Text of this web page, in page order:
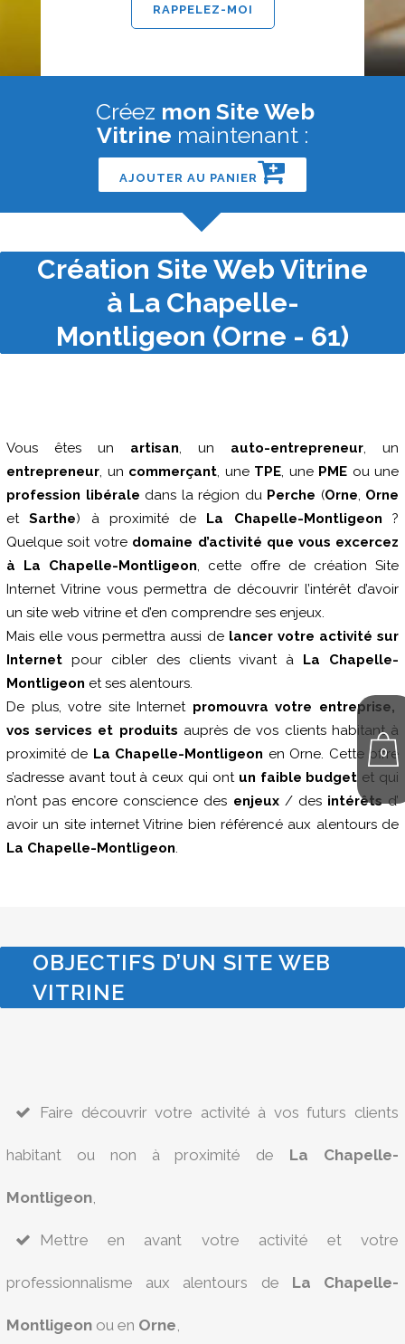
0
Créez mon Site Web
Vitrine maintenant :
AJOUTER AU PANIER
Création Site Web Vitrine
à La Chapelle-
Montligeon (Orne - 61)
Vous êtes un artisan, un auto-entrepreneur, un
entrepreneur, un commerçant, une TPE, une PME ou une
profession libérale dans la région du Perche (Orne, Orne
etSarthe) à proximité de La Chapelle-Montligeon ?
Quelque soit votre domaine d’activité que vous excercez
à La Chapelle-Montligeon, cette offre de création Site
Internet Vitrine vous permettra de découvrir l’intérêt d’avoir
un site web vitrine et d’en comprendre ses enjeux.
Mais elle vous permettra aussi de lancer votre activité sur
Internet pour cibler des clients vivant à La Chapelle-
Montligeon et ses alentours.
De plus, votre site Internet promouvra votre entreprise,
vos services et produits auprès de vos clients habitant à
proximité de La Chapelle-Montligeon en Orne. Cette offre
s’adresse avant tout à ceux qui ont un faible budget et qui
n’ont pas encore conscience des enjeux/ des intérêtsd’
avoir un site internet Vitrine bien référencé aux alentours de
La Chapelle-Montligeon.
OBJECTIFS D’UN SITE WEB
VITRINE
Faire découvrir votre activité à vos futurs clients
habitant ou non à proximité de La Chapelle-
Montligeon,
Mettre en avant votre activité et votre
professionnalisme aux alentours de La Chapelle-
Montligeon ou en Orne,